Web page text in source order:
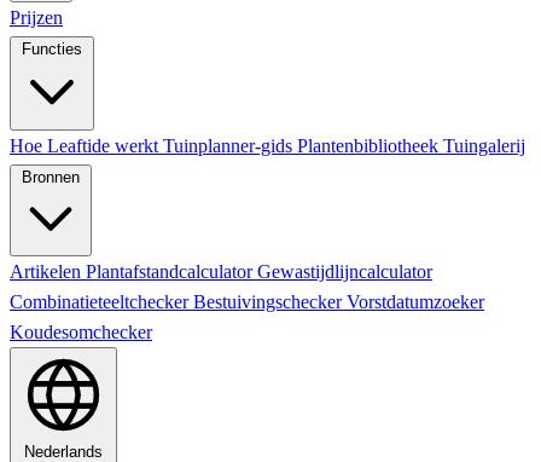
Prijzen
Functies
Hoe Leaftide werkt Tuinplanner-gids Plantenbibliotheek Tuingalerij
Bronnen
Artikelen PlantafstandcalculatorGewastijdlijncalculator
CombinatieteeltcheckerBestuivingscheckerVorstdatumzoeker
Koudesomchecker
Nederlands